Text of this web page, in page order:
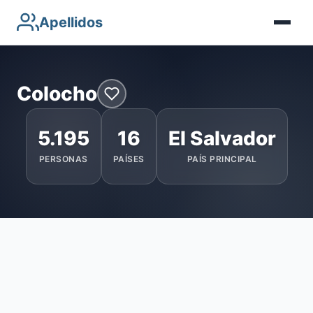
Apellidos
Colocho
5.195
PERSONAS
16
PAÍSES
El Salvador
PAÍS PRINCIPAL